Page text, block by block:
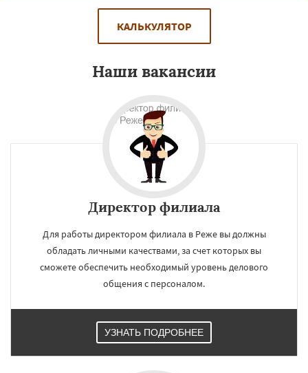
КАЛЬКУЛЯТОР
Наши вакансии
Директор филиала
Для работы директором филиала в Реже вы должны
обладать личными качествами, за счет которых вы
сможете обеспечить необходимый уровень делового
общения с персоналом.
УЗНАТЬ ПОДРОБНЕЕ